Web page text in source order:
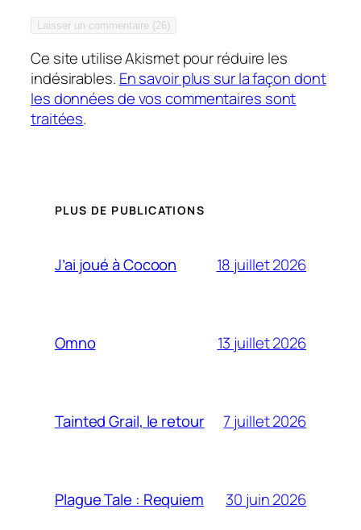
Ce site utilise Akismet pour réduire les
indésirables. En savoir plus sur la façon dont
les données de vos commentaires sont
traitées.
PLUS DE PUBLICATIONS
J’ai joué à Cocoon 18 juillet 2026
Omno 13 juillet 2026
Tainted Grail, le retour 7 juillet 2026
Plague Tale : Requiem 30 juin 2026